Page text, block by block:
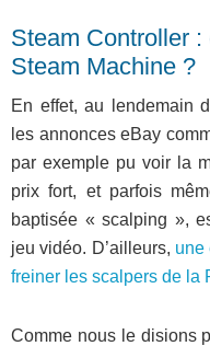
Steam Controller
Steam Machine ?
En effet, au lendemain
les annonces eBay
par exemple pu voir la
prix fort, et parfois
baptisée « scalping »,
jeu vidéo. D’ailleurs, une
freiner les scalpers de la
Comme nous le disions